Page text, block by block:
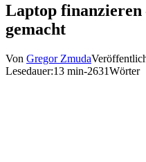
Laptop
gemacht
Von Gregor Zmuda
Lesedauer:13 min-2631Wörter